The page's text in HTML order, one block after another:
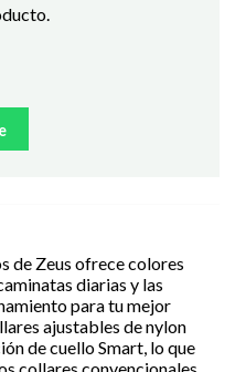
de Zeus ofrece colores
diarias y las
para tu mejor
ajustables de nylon
de cuello Smart, lo que